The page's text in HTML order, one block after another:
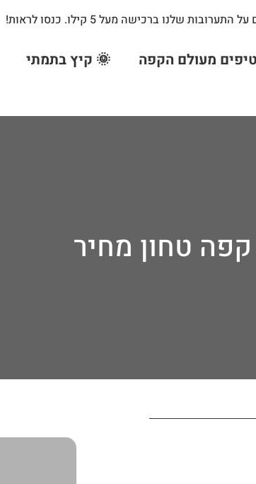
על התערובות שלנוברכישה מעל5 קילו. כנסולראות!
טיפים מעולם הקפה
🌞 קיץ בתמתי
קפה טחון מחיר